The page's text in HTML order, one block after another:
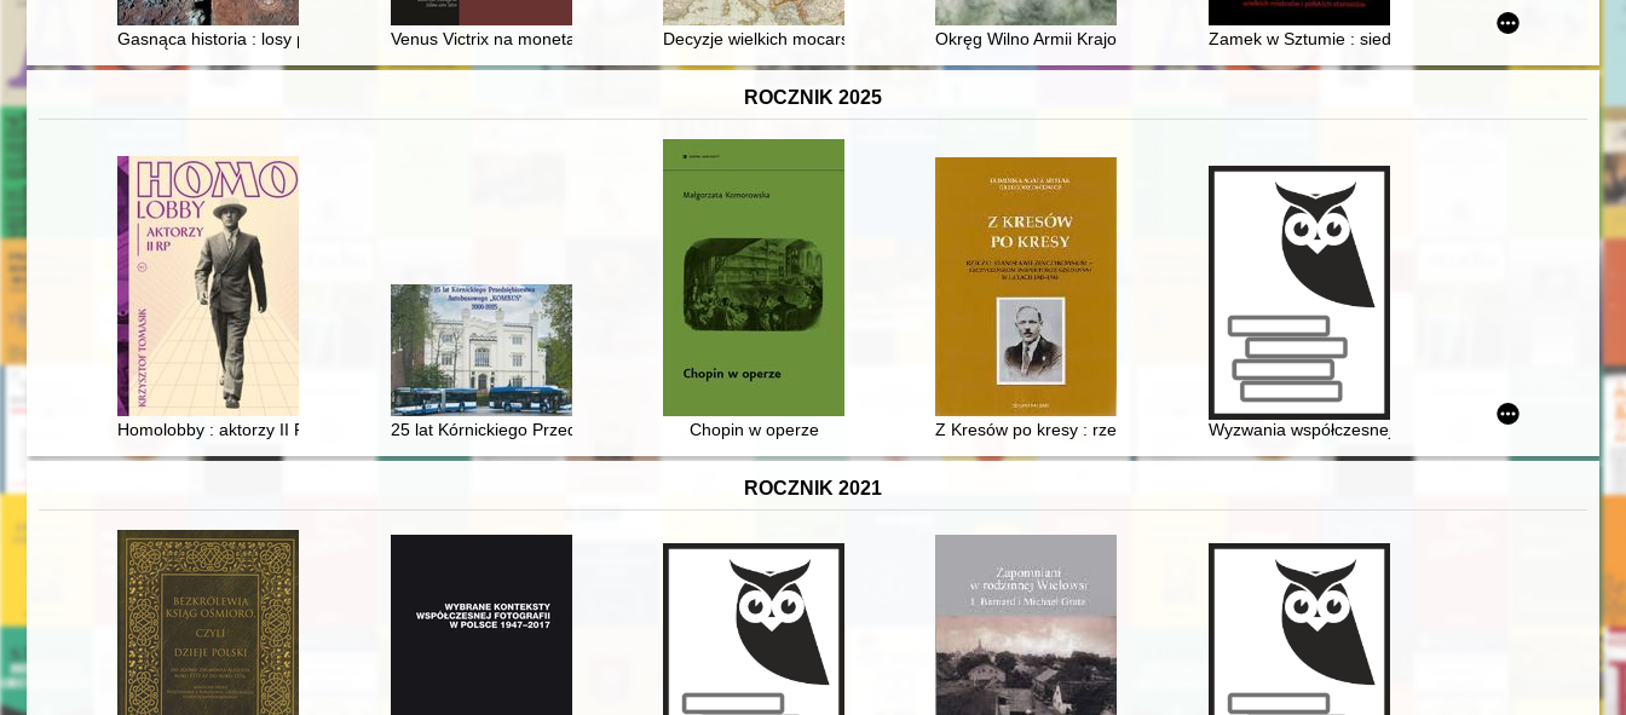
Gasnąca historia : losy pułtuskich pomników i miejsc pamięci na wybranych przykładach
Venus Victrix na monetach Julii Mamei : kilka uwag o kreowaniu pamięci historycznej przez ostatnich Sewerów
Decyzje wielkich mocarstw w sprawie konfliktu o Węgry Zachodnie/Burgenland 1918-1921
Okręg Wilno Armii Krajowej Zamek w Sztumie : siedziba krzyżackich wójtów,
ROCZNIK 2025
Homolobby : aktorzy II RP 25 lat Kórnickiego Przedsiębiorstwa Autobusowego "Kombus" : 2000-2025
Chopin w operze Z Kresów po kresy : rzecz o Stanisławie Żenczykowskim - szczycieńskim inspektorze
Wyzwania współczesnej biografistyki historycznej w
ROCZNIK 2021